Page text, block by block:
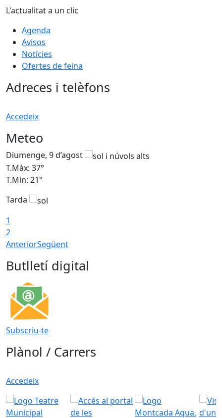
L'actualitat a un clic
Agenda
Avisos
Notícies
Ofertes de feina
Adreces i telèfons
Accedeix
Meteo
Diumenge, 9 d’agost
T.Màx: 37°
T.Min: 21°
Tarda
1
2
AnteriorSegüent
Butlletí digital
Subscriu-te
Plànol / Carrers
Accedeix